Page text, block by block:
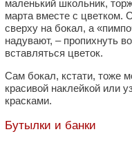
маленький школьник,
марта вместе с цветком.
сверху на бокал, а
надувают, – пропихнуть
вставляться цветок.
Сам бокал, кстати, тоже
красивой наклейкой или
красками.
Бутылки и банки